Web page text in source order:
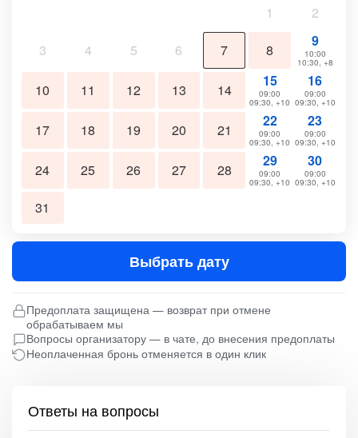
1 2
3 4 5 6 7 8
9
10:00
10:30, +8
10 11 12 13 14
15
09:00
09:30, +10
16
09:00
09:30, +10
17 18 19 20 21
22
09:00
09:30, +10
23
09:00
09:30, +10
24 25 26 27 28
29
09:00
09:30, +10
30
09:00
09:30, +10
31
Выбрать дату
Предоплата защищена — возврат при отмене
обрабатываем мы
Вопросы организатору — в чате, до внесения предоплаты
Неоплаченная бронь отменяется в один клик
Ответы на вопросы